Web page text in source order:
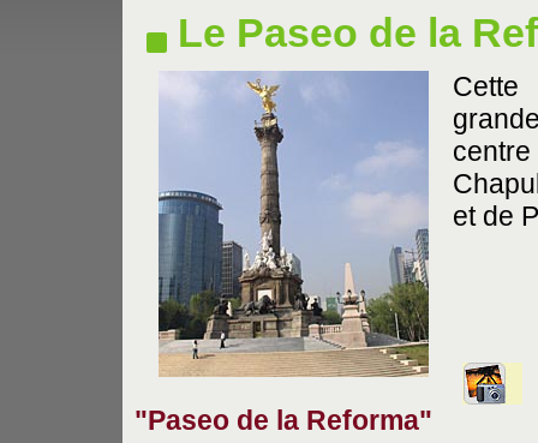
Le Paseo de la
Cette
et de
"Paseo de la Reforma"